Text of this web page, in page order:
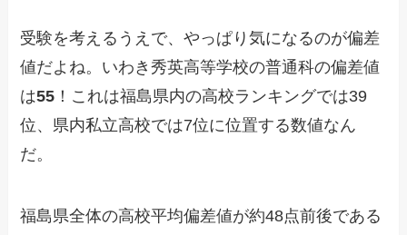
受験を考えるうえで、やっぱり気になるのが偏差
値だよね。いわき秀英高等学校の普通科の偏差値
は55 ！これは福島県内の高校ランキングでは39
位、県内私立高校では7位に位置する数値なん
だ。
福島県全体の高校平均偏差値が約48点前後である